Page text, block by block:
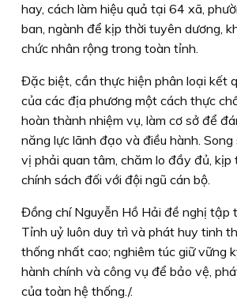
hay, cách làm hiệu quả tại 64 xã,
ban, ngành để kịp thời tuyên dương,
chức nhân rộng trong toàn tỉnh.
Đặc biệt, cần thực hiện phân loại kết
của các địa phương một cách thực
hoàn thành nhiệm vụ, làm cơ sở để
năng lực lãnh đạo và điều hành.
vị phải quan tâm, chăm lo đầy đủ, kịp
chính sách đối với đội ngũ cán bộ.
Đồng chí Nguyễn Hồ Hải đề nghị tập
Tỉnh uỷ luôn duy trì và phát huy tinh
thống nhất cao; nghiêm túc giữ vững
hành chính và công vụ để bảo vệ,
của toàn hệ thống./.